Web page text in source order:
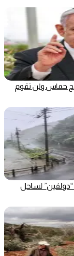
حماس ولن تقوم
“دولفين” لساحل